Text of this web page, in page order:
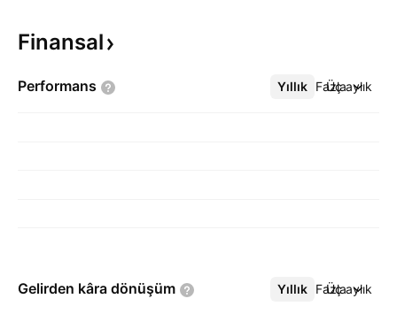
Finansal
Performans Yıllık Üç aylık
Daha Fazla
Gelirden kâra dönüşüm Yıllık Üç aylık
Daha Fazla